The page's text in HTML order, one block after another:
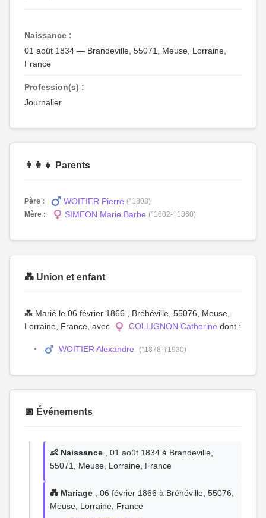
Naissance :
01 août 1834 — Brandeville, 55071, Meuse, Lorraine,
France
Profession(s) :
Journalier
👨‍👩‍👧 Parents
Père : WOITIER Pierre (°1803)
Mère :
SIMEON Marie Barbe (°1802-†1860)
💑 Union et enfant
💑 Marié le 06 février 1866 , Bréhéville, 55076, Meuse,
Lorraine, France, avec
COLLIGNON Catherine dont :
WOITIER Alexandre (°1878-†1930)
📅 Événements
👶 Naissance , 01 août 1834 à Brandeville,
55071, Meuse, Lorraine, France
💑 Mariage , 06 février 1866 à Bréhéville, 55076,
Meuse, Lorraine, France